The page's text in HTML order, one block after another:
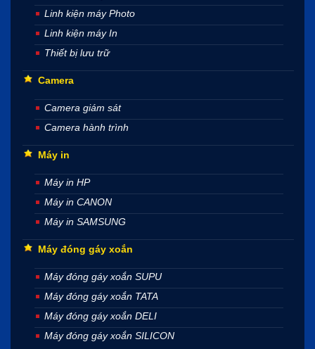
Linh kiện máy Photo
Linh kiện máy In
Thiết bị lưu trữ
Camera
Camera giám sát
Camera hành trình
Máy in
Máy in HP
Máy in CANON
Máy in SAMSUNG
Máy đóng gáy xoắn
Máy đóng gáy xoắn SUPU
Máy đóng gáy xoắn TATA
Máy đóng gáy xoắn DELI
Máy đóng gáy xoắn SILICON